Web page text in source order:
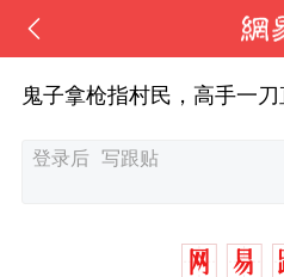
鬼子拿枪指村民，高手一